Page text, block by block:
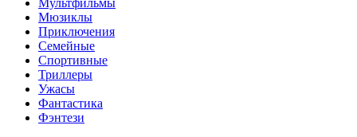
Мультфильмы
Мюзиклы
Приключения
Семейные
Спортивные
Триллеры
Ужасы
Фантастика
Фэнтези